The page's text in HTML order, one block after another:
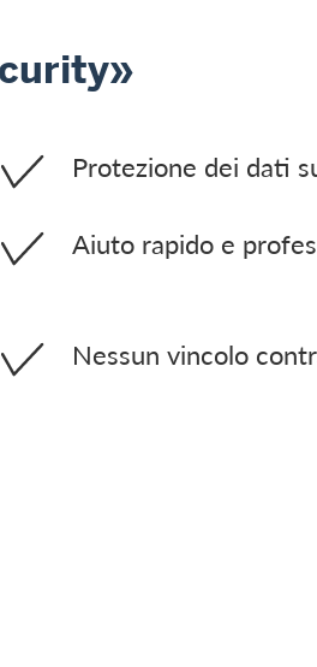
Protezione dei dati
Aiuto rapido e
Nessun vincolo